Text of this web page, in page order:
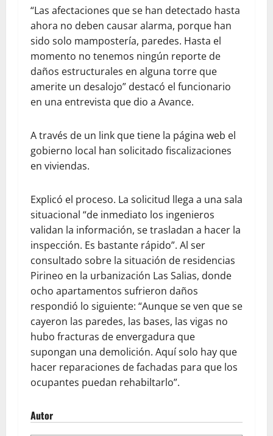
“Las afectaciones que se han detectado hasta
ahora no deben causar alarma, porque han
sido solo mampostería, paredes. Hasta el
momento no tenemos ningún reporte de
daños estructurales en alguna torre que
amerite un desalojo” destacó el funcionario
en una entrevista que dio a Avance.
A través de un link que tiene la página web el
gobierno local han solicitado fiscalizaciones
en viviendas.
Explicó el proceso. La solicitud llega a una sala
situacional “de inmediato los ingenieros
validan la información, se trasladan a hacer la
inspección. Es bastante rápido”. Al ser
consultado sobre la situación de residencias
Pirineo en la urbanización Las Salias, donde
ocho apartamentos sufrieron daños
respondió lo siguiente: “Aunque se ven que se
cayeron las paredes, las bases, las vigas no
hubo fracturas de envergadura que
supongan una demolición. Aquí solo hay que
hacer reparaciones de fachadas para que los
ocupantes puedan rehabiltarlo”.
Autor